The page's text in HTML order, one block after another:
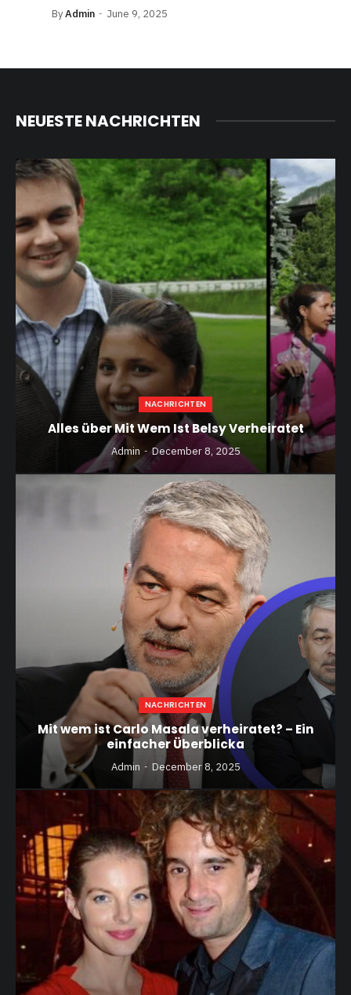
ByAdmin June 9, 2025
NEUESTE NACHRICHTEN
NACHRICHTEN
Alles über Mit Wem Ist Belsy Verheiratet
Admin December 8, 2025
NACHRICHTEN
Mit wem ist Carlo Masala verheiratet? – Ein
einfacher Überblicka
Admin December 8, 2025